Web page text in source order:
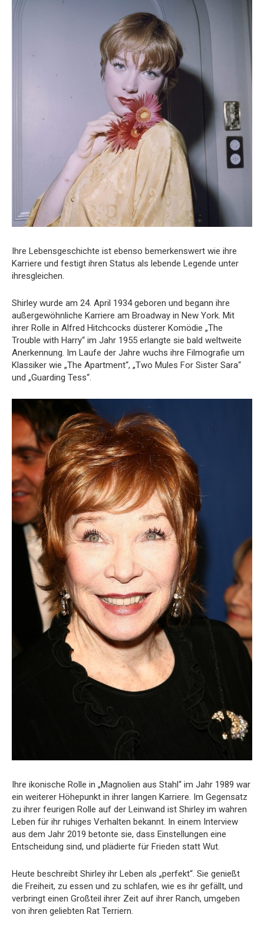
Ihre Lebensgeschichte ist ebenso bemerkenswert wie ihre
Karriere und festigt ihren Status als lebende Legende unter
ihresgleichen.
Shirley wurde am 24. April 1934 geboren und begann ihre
außergewöhnliche Karriere am Broadway in New York. Mit
ihrer Rolle in Alfred Hitchcocks düsterer Komödie „The
Trouble with Harry“ im Jahr 1955 erlangte sie bald weltweite
Anerkennung. Im Laufe der Jahre wuchs ihre Filmografie um
Klassiker wie „The Apartment“, „Two Mules For Sister Sara“
und „Guarding Tess“.
Ihre ikonische Rolle in „Magnolien aus Stahl“ im Jahr 1989 war
ein weiterer Höhepunkt in ihrer langen Karriere. Im Gegensatz
zu ihrer feurigen Rolle auf der Leinwand ist Shirley im wahren
Leben für ihr ruhiges Verhalten bekannt. In einem Interview
aus dem Jahr 2019 betonte sie, dass Einstellungen eine
Entscheidung sind, und plädierte für Frieden statt Wut.
Heute beschreibt Shirley ihr Leben als „perfekt“. Sie genießt
die Freiheit, zu essen und zu schlafen, wie es ihr gefällt, und
verbringt einen Großteil ihrer Zeit auf ihrer Ranch, umgeben
von ihren geliebten Rat Terriern.